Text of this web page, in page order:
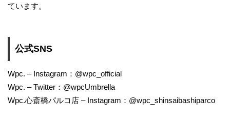
ています。
公式SNS
Wpc. – Instagram：@wpc_official
Wpc. – Twitter：@wpcUmbrella
Wpc.心斎橋パルコ店 – Instagram：@wpc_shinsaibashiparco